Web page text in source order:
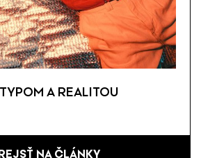
A REALITOU
NA ČLÁNKY